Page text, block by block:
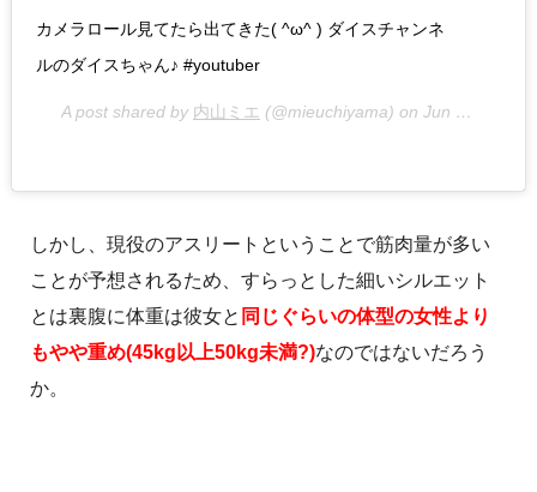
カメラロール見てたら出てきた( ^ω^ ) ダイスチャンネ
ルのダイスちゃん♪ #youtuber
A post shared by 内山ミエ (@mieuchiyama) on Jun 25, 2018 at 8:26am PDT
しかし、現役のアスリートということで筋肉量が多い
ことが予想されるため、すらっとした細いシルエット
とは裏腹に体重は彼女と 同じぐらいの体型の女性より
もやや重め(45kg以上50kg未満?)なのではないだろう
か。